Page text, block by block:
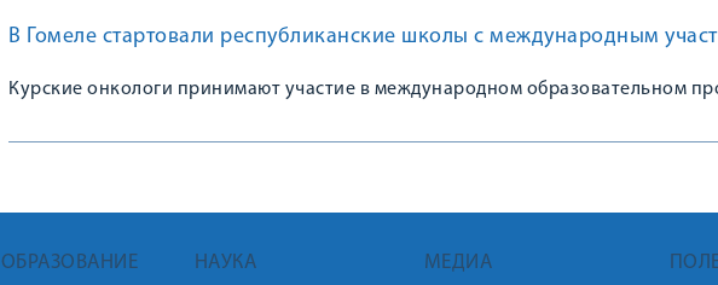
В Гомеле стартовали республиканские школы с международным
Курские онкологи принимают участие в международном образовательном
ОБРАЗОВАНИЕ НАУКА МЕДИА